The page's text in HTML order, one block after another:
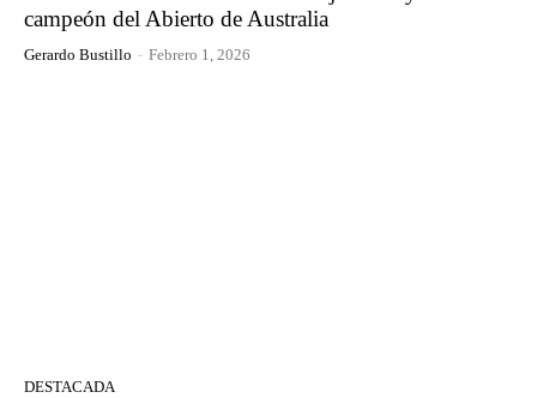
campeón del Abierto de Australia
Gerardo Bustillo - Febrero 1, 2026
DESTACADA